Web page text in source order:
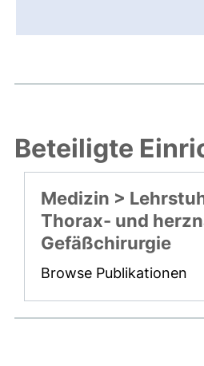
Beteiligte
Medizin >
Thorax- und
Gefäßchirurgie
Browse Publikationen